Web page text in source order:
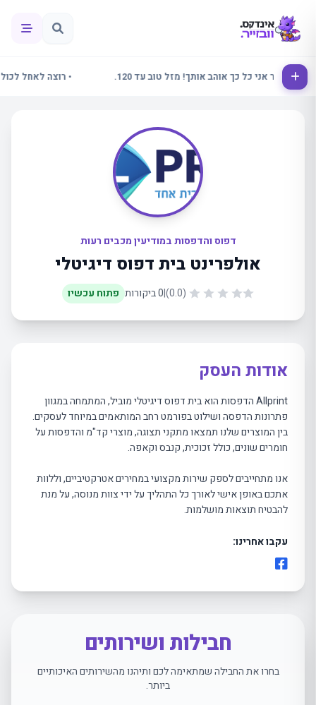
• אלינור אני כל כך אוהב אותך! מזל טוב עד 120. • רוצה לאחל
דפוס והדפסות במודיעין מכבים רעות
אולפרינט בית דפוס דיגיטלי
(0.0)
|0 ביקורות פתוח עכשיו
אודות העסק
Allprint הדפסות הוא בית דפוס דיגיטלי מוביל, המתמחה במגוון
פתרונות הדפסה ושילוט בפורמט רחב המותאמים במיוחד לעסקים.
בין המוצרים שלנו תמצאו מתקני תצוגה, מוצרי קד"מ והדפסות על
חומרים שונים, כולל זכוכית, קנבס וקאפה.
אנו מתחייבים לספק שירות מקצועי במחירים אטרקטיביים, וללוות
אתכם באופן אישי לאורך כל התהליך על ידי צוות מנוסה, על מנת
להבטיח תוצאות מושלמות.
עקבו אחרינו:
חבילות ושירותים
בחרו את החבילה שמתאימה לכם ותיהנו מהשירותים האיכותיים
ביותר.